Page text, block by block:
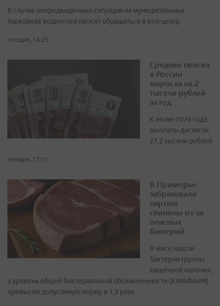
В случае непредвиденных ситуаций на муниципальных
парковках водителей просят обращаться в кол-центр
сегодня, 14:25
Средняя пенсия
в России
выросла на 2
тысячи рублей
за год
К июлю 2026 года
выплаты достигли
27,2 тысячи рублей
сегодня, 17:21
В Приморье
забраковали
партию
свинины из-за
опасных
бактерий
В мясе нашли
бактерии группы
кишечной палочки,
а уровень общей бактериальной обсемененности (КМАФАнМ)
превысил допустимую норму в 1,3 раза